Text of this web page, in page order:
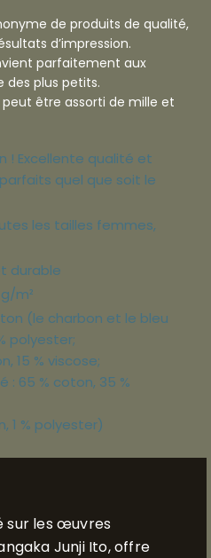
de produits de qualité,
d’impression.
parfaitement aux
des plus petits.
être assorti de mille et
! Excellente qualité et
quel que soit le
les tailles femmes,
durable
m²
(le charbon et le bleu
polyester;
15 % viscose;
: 65 % coton, 35 %
1 % polyester)
sur les œuvres
Junji Ito, offre